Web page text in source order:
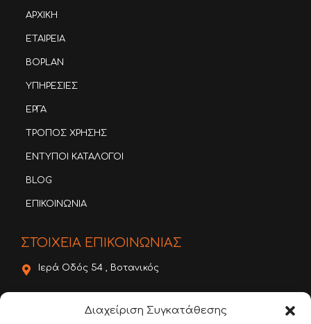
Διαχείριση Συγκατάθεσης
ΑΡΧΙΚΗ
ΕΤΑΙΡΕΙΑ
BOPLAN
ΥΠΗΡΕΣΙΕΣ
ΕΡΓΑ
ΤΡΟΠΟΣ ΧΡΗΣΗΣ
ΕΝΤΥΠΟΙ ΚΑΤΑΛΟΓΟΙ
BLOG
ΕΠΙΚΟΙΝΩΝΙΑ
ΣΤΟΙΧΕΙΑ ΕΠΙΚΟΙΝΩΝΙΑΣ
Ιερά Οδός 54 , Βοτανικός